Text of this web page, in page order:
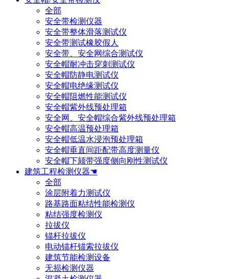
全部
安全带检测仪器
安全带整体滑落测试仪
安全带测试橡胶假人
安全带、安全网综合测试仪
安全帽耐冲击穿刺测试仪
安全帽防静电测试仪
安全帽电绝缘测试仪
安全帽阻燃性能测试仪
安全帽紫外线预处理箱
安全网、安全帽综合紫外线预处理箱
安全帽高温预处理箱
安全帽低温水浸泡预处理箱
安全帽垂直间距配带高度测量仪
安全帽下颏带强度侧向刚性测试仪
建筑工程检测仪器☚
全部
涂层附着力测试仪
路基路面粘结性能检测仪
粘结强度检测仪
拉拔仪
锚杆拉拔仪
电动锚杆锚索拉拔仪
建筑节能检测设备
无损检测仪器